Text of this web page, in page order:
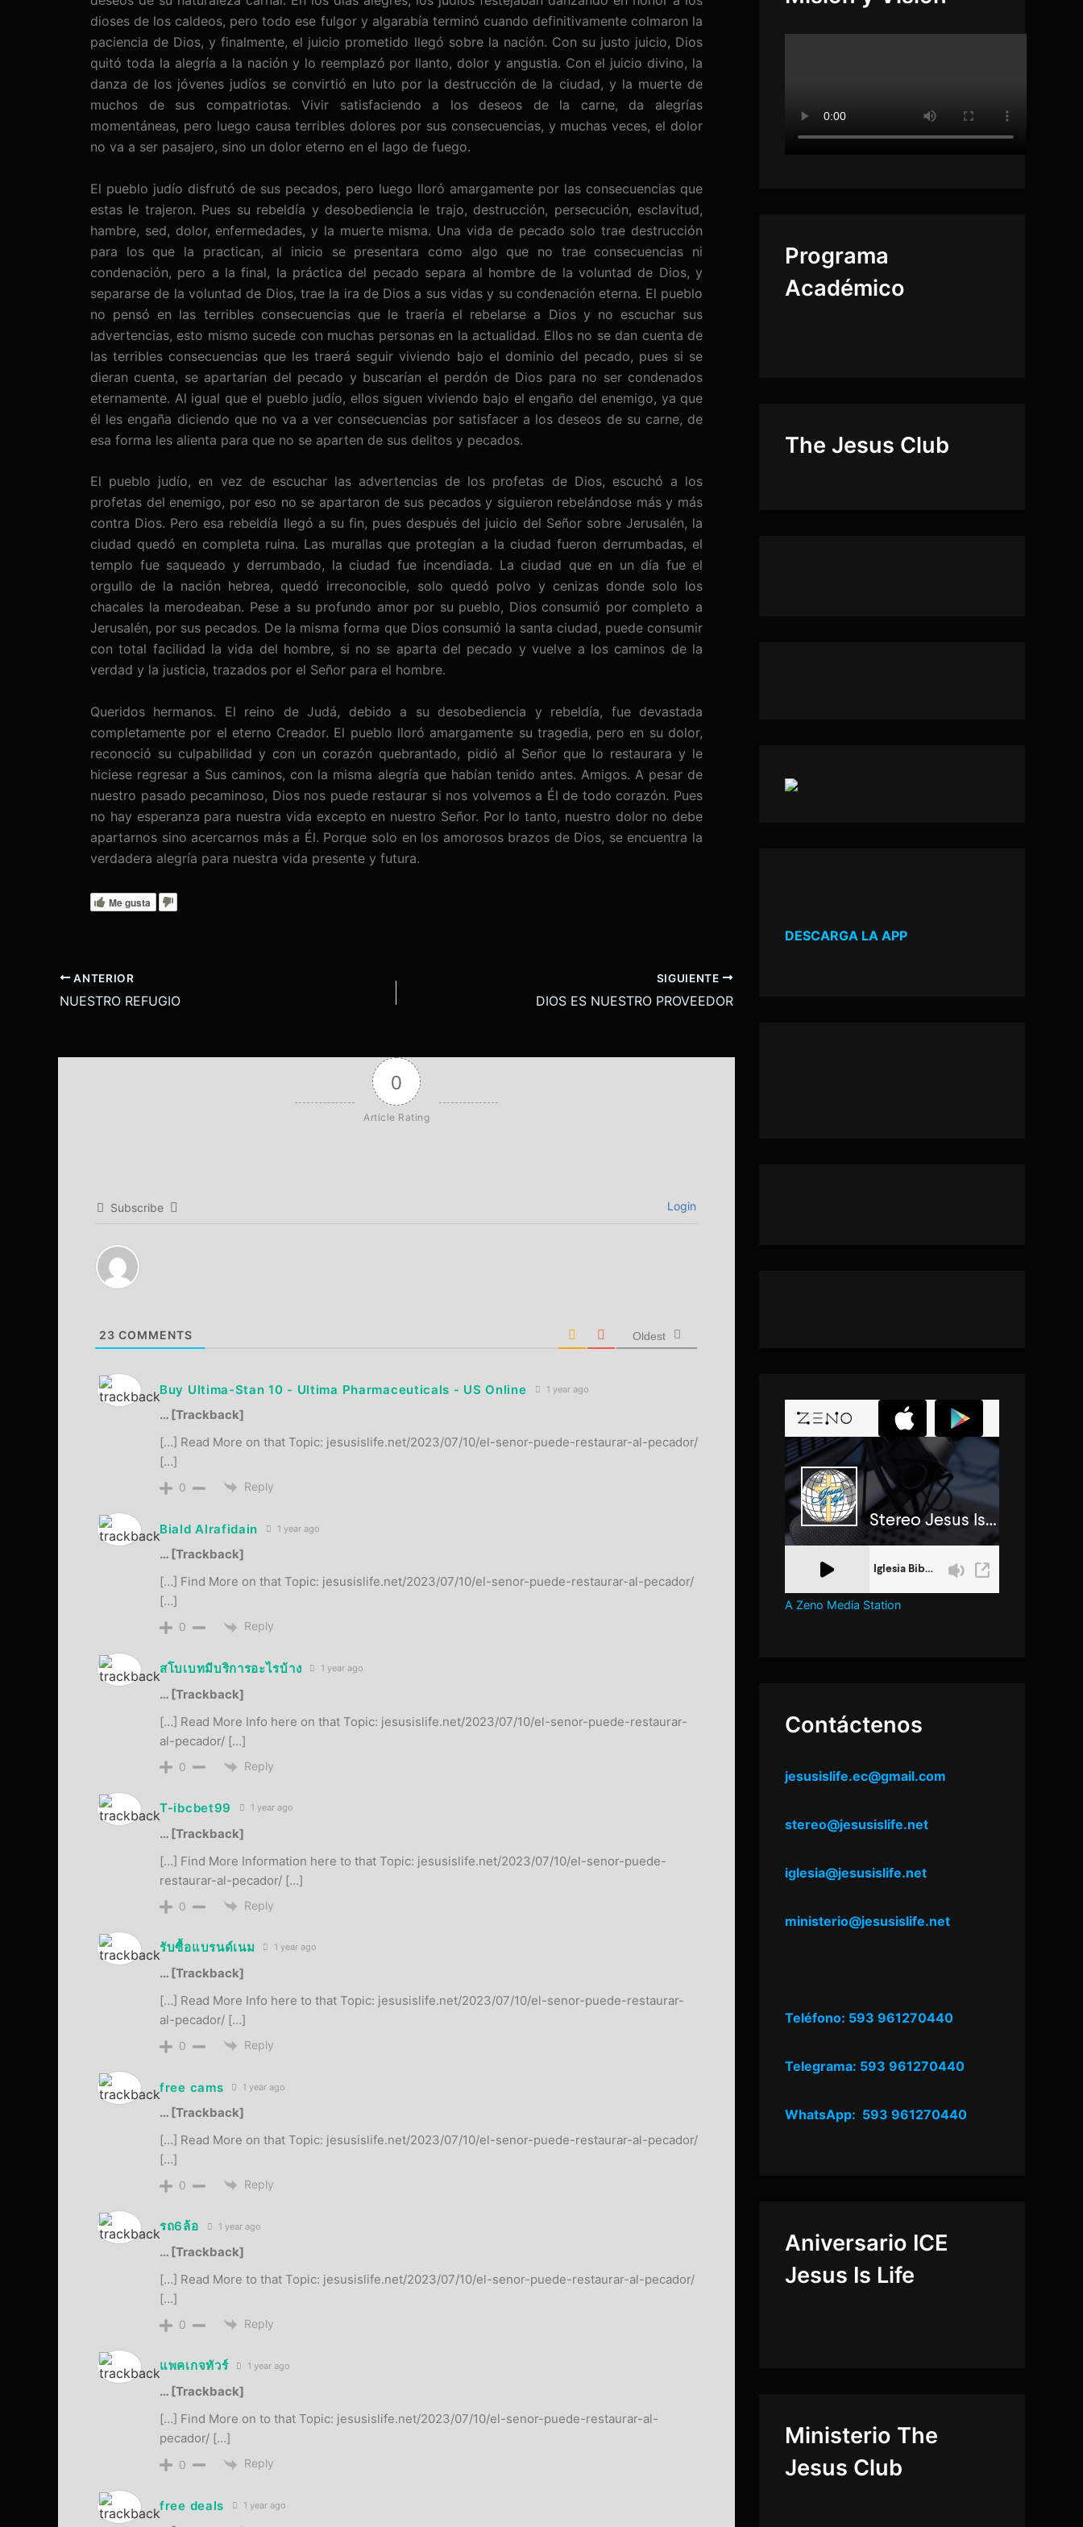
dioses de los caldeos, pero todo ese fulgor y algarabía terminó cuando definitivamente colmaron la
paciencia de Dios, y finalmente, el juicio prometido llegó sobre la nación. Con su justo juicio, Dios
quitó toda la alegría a la nación y lo reemplazó por llanto, dolor y angustia. Con el juicio divino, la
danza de los jóvenes judíos se convirtió en luto por la destrucción de la ciudad, y la muerte de
muchos de sus compatriotas. Vivir satisfaciendo a los deseos de la carne, da alegrías
momentáneas, pero luego causa terribles dolores por sus consecuencias, y muchas veces, el dolor
no va a ser pasajero, sino un dolor eterno en el lago de fuego.
El pueblo judío disfrutó de sus pecados, pero luego lloró amargamente por las consecuencias que
estas le trajeron. Pues su rebeldía y desobediencia le trajo, destrucción, persecución, esclavitud,
hambre, sed, dolor, enfermedades, y la muerte misma. Una vida de pecado solo trae destrucción
para los que la practican, al inicio se presentara como algo que no trae consecuencias ni
condenación, pero a la final, la práctica del pecado separa al hombre de la voluntad de Dios, y
separarse de la voluntad de Dios, trae la ira de Dios a sus vidas y su condenación eterna. El pueblo
no pensó en las terribles consecuencias que le traería el rebelarse a Dios y no escuchar sus
advertencias, esto mismo sucede con muchas personas en la actualidad. Ellos no se dan cuenta de
las terribles consecuencias que les traerá seguir viviendo bajo el dominio del pecado, pues si se
dieran cuenta, se apartarían del pecado y buscarían el perdón de Dios para no ser condenados
eternamente. Al igual que el pueblo judío, ellos siguen viviendo bajo el engaño del enemigo, ya que
él les engaña diciendo que no va a ver consecuencias por satisfacer a los deseos de su carne, de
esa forma les alienta para que no se aparten de sus delitos y pecados.
El pueblo judío, en vez de escuchar las advertencias de los profetas de Dios, escuchó a los
profetas del enemigo, por eso no se apartaron de sus pecados y siguieron rebelándose más y más
contra Dios. Pero esa rebeldía llegó a su fin, pues después del juicio del Señor sobre Jerusalén, la
ciudad quedó en completa ruina. Las murallas que protegían a la ciudad fueron derrumbadas, el
templo fue saqueado y derrumbado, la ciudad fue incendiada. La ciudad que en un día fue el
orgullo de la nación hebrea, quedó irreconocible, solo quedó polvo y cenizas donde solo los
chacales la merodeaban. Pese a su profundo amor por su pueblo, Dios consumió por completo a
Jerusalén, por sus pecados. De la misma forma que Dios consumió la santa ciudad, puede consumir
con total facilidad la vida del hombre, si no se aparta del pecado y vuelve a los caminos de la
verdad y la justicia, trazados por el Señor para el hombre.
Queridos hermanos. El reino de Judá, debido a su desobediencia y rebeldía, fue devastada
completamente por el eterno Creador. El pueblo lloró amargamente su tragedia, pero en su dolor,
reconoció su culpabilidad y con un corazón quebrantado, pidió al Señor que lo restaurara y le
hiciese regresar a Sus caminos, con la misma alegría que habían tenido antes. Amigos. A pesar de
nuestro pasado pecaminoso, Dios nos puede restaurar si nos volvemos a Él de todo corazón. Pues
no hay esperanza para nuestra vida excepto en nuestro Señor. Por lo tanto, nuestro dolor no debe
apartarnos sino acercarnos más a Él. Porque solo en los amorosos brazos de Dios, se encuentra la
verdadera alegría para nuestra vida presente y futura.
Me gusta
ANTERIOR
NUESTRO REFUGIO
SIGUIENTE
DIOS ES NUESTRO PROVEEDOR
0
Article Rating
Subscribe Login
23 COMMENTS Oldest
Buy Ultima-Stan 10 - Ultima Pharmaceuticals - US Online 1 year ago
… [Trackback]
[…] Read More on that Topic: jesusislife.net/2023/07/10/el-senor-puede-restaurar-al-pecador/
[…]
0 Reply
Biald Alrafidain 1 year ago
… [Trackback]
[…] Find More on that Topic: jesusislife.net/2023/07/10/el-senor-puede-restaurar-al-pecador/
[…]
0 Reply
สโบเบทมีบริการอะไรบ้าง 1 year ago
… [Trackback]
[…] Read More Info here on that Topic: jesusislife.net/2023/07/10/el-senor-puede-restaurar-
al-pecador/ […]
0 Reply
T-ibcbet99 1 year ago
… [Trackback]
[…] Find More Information here to that Topic: jesusislife.net/2023/07/10/el-senor-puede-
restaurar-al-pecador/ […]
0 Reply
รับซื้อแบรนด์เนม 1 year ago
… [Trackback]
[…] Read More Info here to that Topic: jesusislife.net/2023/07/10/el-senor-puede-restaurar-
al-pecador/ […]
0 Reply
free cams 1 year ago
… [Trackback]
[…] Read More on that Topic: jesusislife.net/2023/07/10/el-senor-puede-restaurar-al-pecador/
[…]
0 Reply
รถ6ล้อ 1 year ago
… [Trackback]
[…] Read More to that Topic: jesusislife.net/2023/07/10/el-senor-puede-restaurar-al-pecador/
[…]
0 Reply
แพคเกจทัวร์ 1 year ago
… [Trackback]
[…] Find More on to that Topic: jesusislife.net/2023/07/10/el-senor-puede-restaurar-al-
pecador/ […]
0 Reply
free deals 1 year ago
Programa
Académico
The Jesus Club
DESCARGA LA APP
A Zeno Media Station
Contáctenos
jesusislife.ec@gmail.com
stereo@jesusislife.net
iglesia@jesusislife.net
ministerio@jesusislife.net
Teléfono: 593 961270440
Telegrama: 593 961270440
WhatsApp: 593 961270440
Aniversario ICE
Jesus Is Life
Ministerio The
Jesus Club